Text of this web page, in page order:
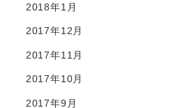
2018年1月
2017年12月
2017年11月
2017年10月
2017年9月